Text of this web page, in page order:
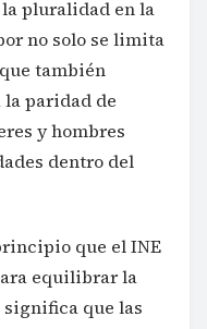
pluralidad en la
no solo se limita
también
paridad de
y hombres
dentro del
que el INE
equilibrar la
que las